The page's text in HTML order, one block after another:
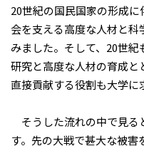
20世紀の国民国家の形成
会を支える高度な人材と
みました。そして、20世
研究と高度な人材の育成
直接貢献する役割も大学に
そうした流れの中で見る
す。先の大戦で甚大な被